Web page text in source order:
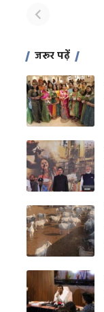
जरूर पढ़ें